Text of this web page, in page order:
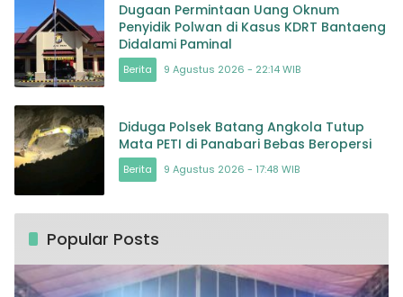
Dugaan Permintaan Uang Oknum
Penyidik Polwan di Kasus KDRT Bantaeng
Didalami Paminal
Berita 9 Agustus 2026 - 22:14 WIB
Diduga Polsek Batang Angkola Tutup
Mata PETI di Panabari Bebas Beropersi
Berita 9 Agustus 2026 - 17:48 WIB
Popular Posts